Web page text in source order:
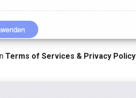
Terms of Services & Privacy Policy